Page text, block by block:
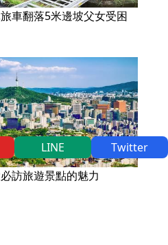
車翻落5米邊坡父女受困
訪旅遊景點的魅力
LINE Twitter